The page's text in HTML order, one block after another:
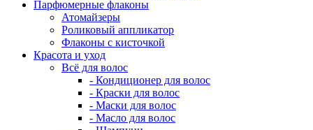
Парфюмерные флаконы
Атомайзеры
Роликовый аппликатор
Флаконы с кисточкой
Красота и уход
Всё для волос
- Кондиционер для волос
- Краски для волос
- Маски для волос
- Масло для волос